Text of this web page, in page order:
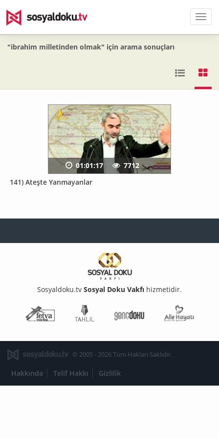
Menü
"ibrahim milletinden olmak" için arama sonuçları
141) Ateşte Yanmayanlar
01:01:17 7712
Sosyaldoku.tv Sosyal Doku Vakfı hizmetidir.
Fetva Meclisi
Genç Doku
© 2005 - 2026 Tüm Hakları Saklıdır.
Hakkında Telif Hakkı Gizlilik